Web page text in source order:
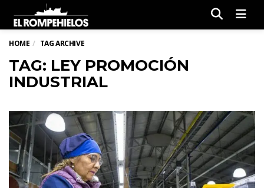
HOME TAG ARCHIVE
TAG: LEY PROMOCIÓN
INDUSTRIAL